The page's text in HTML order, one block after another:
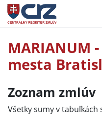
MARIANUM
mesta
Zoznam zmlúv
Všetky sumy v tabuľkách